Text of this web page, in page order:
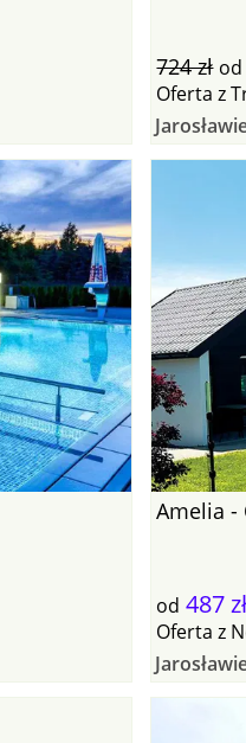
724 zł od
Oferta z
Amelia -
od 487 zł
Oferta z